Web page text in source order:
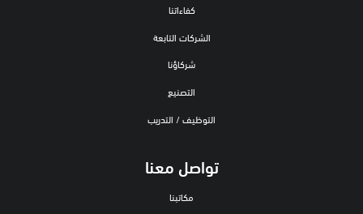
كفاءاتنا
الشركات التابعة
شركاؤنا
التصنيع
التوظيف / التدريب
تواصل معنا
مكاتبنا